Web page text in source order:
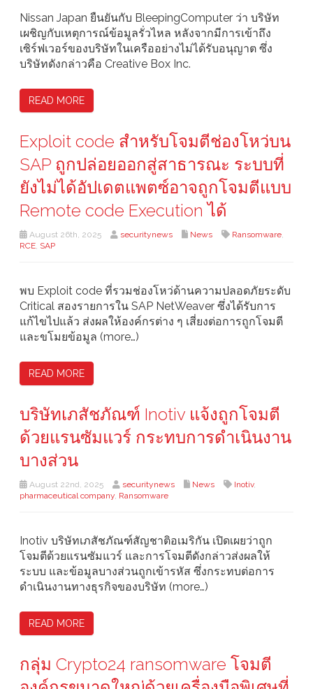
Nissan Japan ยืนยันกับ BleepingComputer ว่า บริษัท
เผชิญกับเหตุการณ์ข้อมูลรั่วไหล หลังจากมีการเข้าถึง
เซิร์ฟเวอร์ของบริษัทในเครืออย่างไม่ได้รับอนุญาต ซึ่ง
บริษัทดังกล่าวคือ Creative Box Inc.
READ MORE
Exploit code สำหรับโจมตีช่องโหว่บน
SAP ถูกปล่อยออกสู่สาธารณะ ระบบที่
ยังไม่ได้อัปเดตแพตซ์อาจถูกโจมตีแบบ
Remote code Execution ได้
August 26th, 2025 securitynews News Ransomware,
RCE, SAP
พบ Exploit code ที่รวมช่องโหว่ด้านความปลอดภัยระดับ
Critical สองรายการใน SAP NetWeaver ซึ่งได้รับการ
แก้ไขไปแล้ว ส่งผลให้องค์กรต่าง ๆ เสี่ยงต่อการถูกโจมตี
และขโมยข้อมูล (more…)
READ MORE
บริษัทเภสัชภัณฑ์ Inotiv แจ้งถูกโจมตี
ด้วยแรนซัมแวร์ กระทบการดำเนินงาน
บางส่วน
August 22nd, 2025 securitynews News Inotiv,
pharmaceutical company, Ransomware
Inotiv บริษัทเภสัชภัณฑ์สัญชาติอเมริกัน เปิดเผยว่าถูก
โจมตีด้วยแรนซัมแวร์ และการโจมตีดังกล่าวส่งผลให้
ระบบ และข้อมูลบางส่วนถูกเข้ารหัส ซึ่งกระทบต่อการ
ดำเนินงานทางธุรกิจของบริษัท (more…)
READ MORE
กลุ่ม Crypto24 ransomware โจมตี